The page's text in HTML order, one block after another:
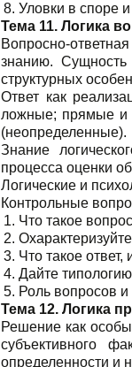
Уловки в споре
Тема 11. Логика
Вопросно-
знанию.
структурных
Ответ как
ложные; прямые и
(неопределенные).
Знание
процесса оценки
Логические и
Контрольные
Что такое
Что такое
Дайте типологию
Роль вопросов и
Тема 12. Логика
Решение как
субъективного
определенности и